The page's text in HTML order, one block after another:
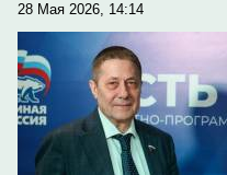
28 Мая 2026, 14:14